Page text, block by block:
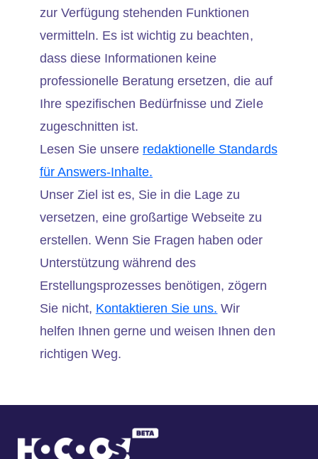
zur Verfügung stehenden Funktionen
vermitteln. Es ist wichtig zu beachten,
dass diese Informationen keine
professionelle Beratung ersetzen, die auf
Ihre spezifischen Bedürfnisse und Ziele
zugeschnitten ist.
Lesen Sie unsere redaktionelle Standards
für Answers-Inhalte.
Unser Ziel ist es, Sie in die Lage zu
versetzen, eine großartige Webseite zu
erstellen. Wenn Sie Fragen haben oder
Unterstützung während des
Erstellungsprozesses benötigen, zögern
Sie nicht, Kontaktieren Sie uns. Wir
helfen Ihnen gerne und weisen Ihnen den
richtigen Weg.